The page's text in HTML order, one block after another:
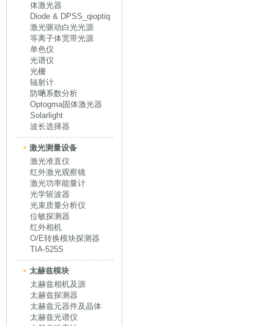
体激光器
Diode & DPSS_qioptiq
激光驱动白光光源
等离子体宽带光源
单色仪
光谱仪
光栅
辐射计
防嗮系数分析
Optogma固体激光器
Solarlight
波长选择器
激光测量设备
激光准直仪
红外激光观察镜
激光功率能量计
光学斩波器
光束质量分析仪
位敏探测器
红外相机
O/E转换模块探测器
TIA-525S
太赫兹模块
太赫兹相机及源
太赫兹探测器
太赫兹元器件及晶体
太赫兹光谱仪